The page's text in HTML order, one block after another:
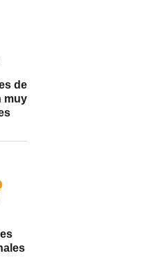
de
muy